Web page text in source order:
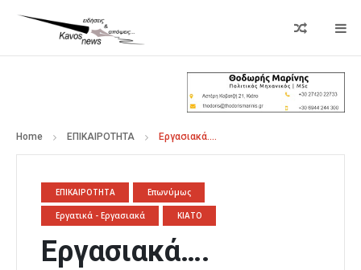
Home ΕΠΙΚΑΙΡΟΤΗΤΑ Εργασιακά….
ΕΠΙΚΑΙΡΟΤΗΤΑ Επωνύμως
Εργατικά - Εργασιακά ΚΙΑΤΟ
Εργασιακά….